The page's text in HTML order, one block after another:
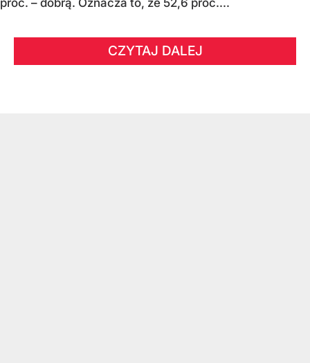
proc. – dobrą. Oznacza to, że 52,6 proc....
CZYTAJ DALEJ